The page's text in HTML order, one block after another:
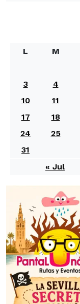
L
M
3
4
10
11
17
18
24
25
31
« Jul